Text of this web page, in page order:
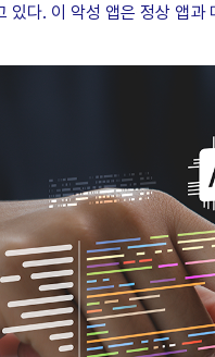
있다. 이 악성 앱은 정상 앱과